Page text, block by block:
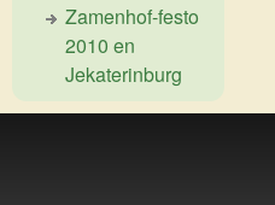
Zamenhof-festo
2010 en
Jekaterinburg